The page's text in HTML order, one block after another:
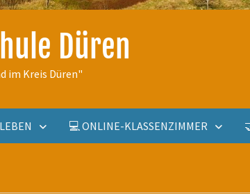
Düren
im Kreis Düren"
💻 ONLINE-KLASSENZIMMER